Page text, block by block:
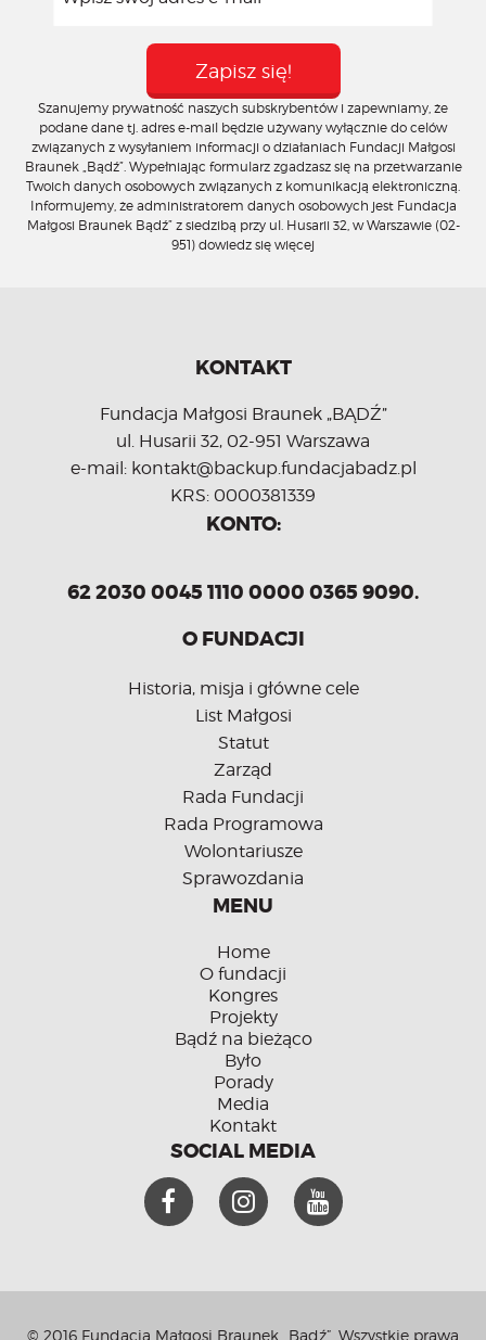
Szanujemy prywatność naszych subskrybentów i zapewniamy, że
podane dane tj. adres e-mail będzie używany wyłącznie do celów
związanych z wysyłaniem informacji o działaniach Fundacji Małgosi
Braunek „Bądź”. Wypełniając formularz zgadzasz się na przetwarzanie
Twoich danych osobowych związanych z komunikacją elektroniczną.
Informujemy, że administratorem danych osobowych jest Fundacja
Małgosi Braunek Bądź” z siedzibą przy ul. Husarii 32, w Warszawie (02-
951) dowiedz się więcej
KONTAKT
Fundacja Małgosi Braunek „BĄDŹ”
ul. Husarii 32, 02-951 Warszawa
e-mail: kontakt@backup.fundacjabadz.pl
KRS: 0000381339
KONTO:
62 2030 0045 1110 0000 0365 9090.
O FUNDACJI
Historia, misja i główne cele
List Małgosi
Statut
Zarząd
Rada Fundacji
Rada Programowa
Wolontariusze
Sprawozdania
MENU
Home
O fundacji
Kongres
Projekty
Bądź na bieżąco
Było
Porady
Media
Kontakt
SOCIAL MEDIA
© 2016 Fundacja Małgosi Braunek „Bądź”. Wszystkie prawa